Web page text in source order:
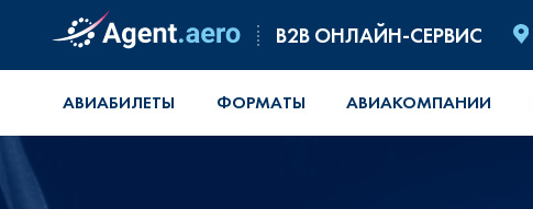
B2B ОНЛАЙН-СЕРВИС
АВИАБИЛЕТЫ ФОРМАТЫ АВИАКОМПАНИИ